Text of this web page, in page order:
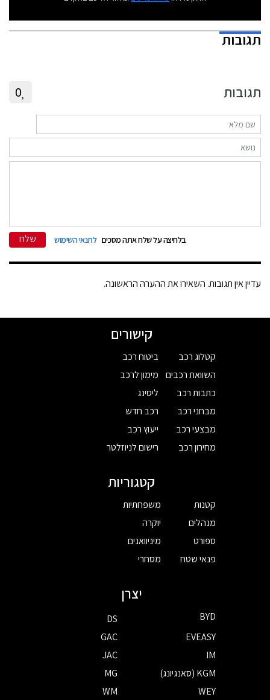
תגובות
תגובות 0
בלחיצה על שלח אתה מסכים לתנאי השימוש שלח
עדיין אין תגובות. השאירו את ההערה הראשונה.
קישורים
קטלוג רכב
השוואת רכבים
כתבות רכב
מבחני רכב
מבצעי רכב
מחירון רכב
ביטוח רכב
מימון לרכב
ליסינג
רכב חדש
ייעוץ רכב
רישום לניוזלטר
קטגוריות
קטנות
מנהלים
ספורט
פנאי שטח
משפחתיות
יוקרה
מיניוואנים
מסחרי
יצרן
BYD
DS
EVEASY
GAC
IM
JAC
KGM (סאנגיונג)
MG
WEY
WM